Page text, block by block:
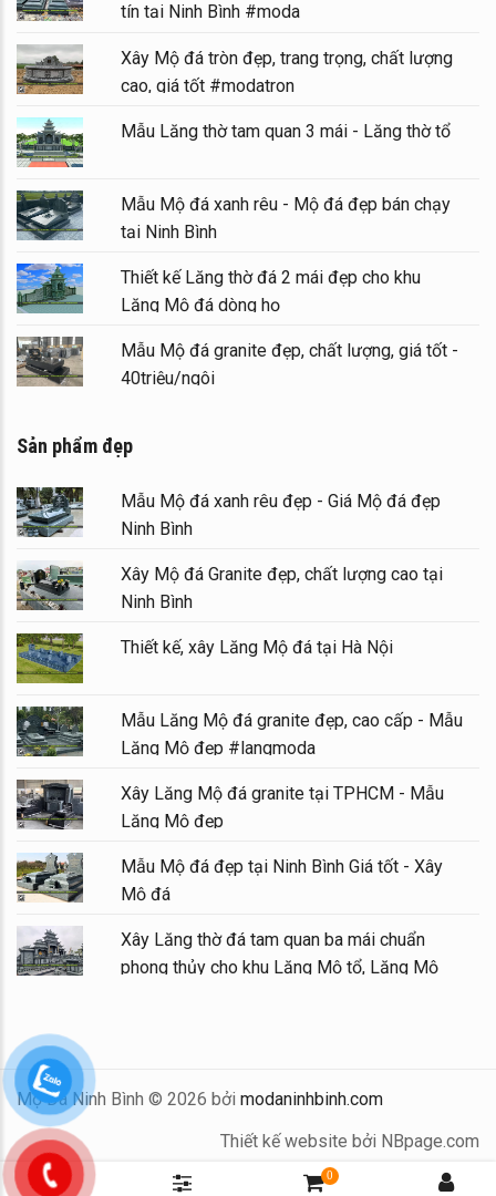
tín tại Ninh Bình #moda
Xây Mộ đá tròn đẹp, trang trọng, chất lượng
cao, giá tốt #modatron
Mẫu Lăng thờ tam quan 3 mái - Lăng thờ tổ
Mẫu Mộ đá xanh rêu - Mộ đá đẹp bán chạy
tại Ninh Bình
Thiết kế Lăng thờ đá 2 mái đẹp cho khu
Lăng Mộ đá dòng họ
Mẫu Mộ đá granite đẹp, chất lượng, giá tốt -
40triệu/ngôi
Sản phẩm đẹp
Mẫu Mộ đá xanh rêu đẹp - Giá Mộ đá đẹp
Ninh Bình
Xây Mộ đá Granite đẹp, chất lượng cao tại
Ninh Bình
Thiết kế, xây Lăng Mộ đá tại Hà Nội
Mẫu Lăng Mộ đá granite đẹp, cao cấp - Mẫu
Lăng Mộ đẹp #langmoda
Xây Lăng Mộ đá granite tại TPHCM - Mẫu
Lăng Mộ đẹp
Mẫu Mộ đá đẹp tại Ninh Bình Giá tốt - Xây
Mộ đá
Xây Lăng thờ đá tam quan ba mái chuẩn
phong thủy cho khu Lăng Mộ tổ, Lăng Mộ
Mộ Đá Ninh Bình © 2026 bởi modaninhbinh.com
Thiết kế website bởi NBpage.com
0